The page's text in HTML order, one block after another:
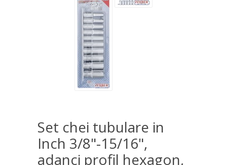
Set chei tubulare in
Inch 3/8"-15/16",
adanci profil hexagon,